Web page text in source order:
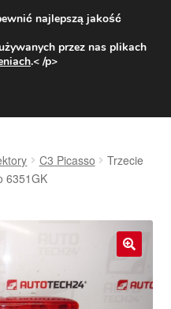
od 31 zł
800 003 167
C3 Picasso
Trzecie
6351GK
najlepszą jakość
przez nas plikach
.< /p>